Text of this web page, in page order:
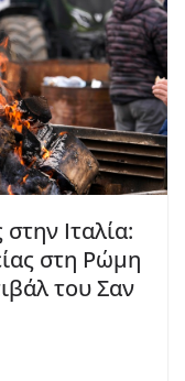
Ιταλία:
στη Ρώμη
του Σαν